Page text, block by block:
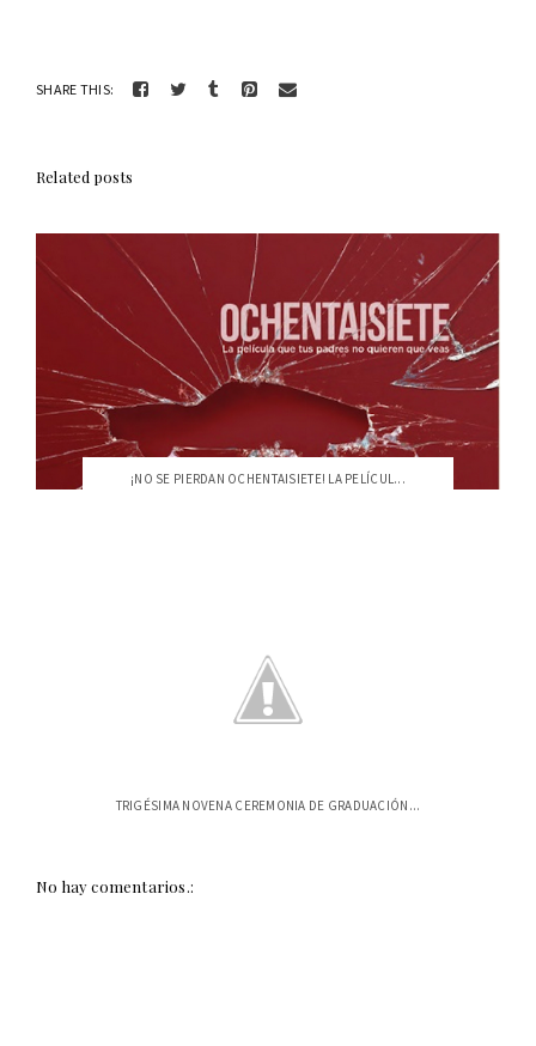
SHARE THIS:
Related posts
¡NO SE PIERDAN OCHENTAISIETE! LA PELÍCUL...
TRIGÉSIMA NOVENA CEREMONIA DE GRADUACIÓN...
No hay comentarios.: